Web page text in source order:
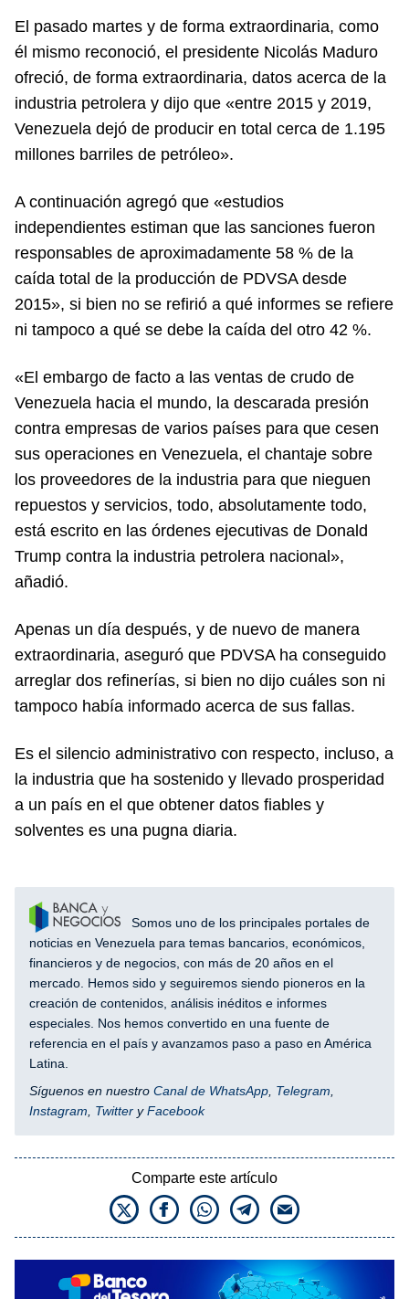
El pasado martes y de forma extraordinaria, como
él mismo reconoció, el presidente Nicolás Maduro
ofreció, de forma extraordinaria, datos acerca de la
industria petrolera y dijo que «entre 2015 y 2019,
Venezuela dejó de producir en total cerca de 1.195
millones barriles de petróleo».
A continuación agregó que «estudios
independientes estiman que las sanciones fueron
responsables de aproximadamente 58 % de la
caída total de la producción de PDVSA desde
2015», si bien no se refirió a qué informes se refiere
ni tampoco a qué se debe la caída del otro 42 %.
«El embargo de facto a las ventas de crudo de
Venezuela hacia el mundo, la descarada presión
contra empresas de varios países para que cesen
sus operaciones en Venezuela, el chantaje sobre
los proveedores de la industria para que nieguen
repuestos y servicios, todo, absolutamente todo,
está escrito en las órdenes ejecutivas de Donald
Trump contra la industria petrolera nacional»,
añadió.
Apenas un día después, y de nuevo de manera
extraordinaria, aseguró que PDVSA ha conseguido
arreglar dos refinerías, si bien no dijo cuáles son ni
tampoco había informado acerca de sus fallas.
Es el silencio administrativo con respecto, incluso, a
la industria que ha sostenido y llevado prosperidad
a un país en el que obtener datos fiables y
solventes es una pugna diaria.
Somos uno de los principales portales de
noticias en Venezuela para temas bancarios, económicos,
financieros y de negocios, con más de 20 años en el
mercado. Hemos sido y seguiremos siendo pioneros en la
creación de contenidos, análisis inéditos e informes
especiales. Nos hemos convertido en una fuente de
referencia en el país y avanzamos paso a paso en América
Latina.
Síguenos en nuestro Canal de WhatsApp Telegram
Instagram
Twitter yFacebook
Comparte este artículo